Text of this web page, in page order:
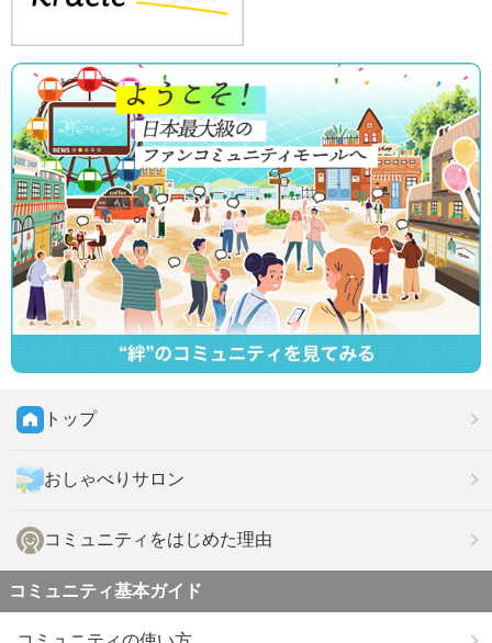
トップ
おしゃべりサロン
コミュニティをはじめた理由
コミュニティ基本ガイド